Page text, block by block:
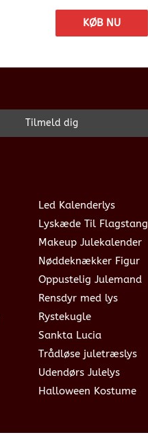
KØB NU
Led Kalenderlys
Lyskæde Til Flagstang
Makeup Julekalender
Nøddeknækker Figur
Oppustelig Julemand
Rensdyr med lys
Rystekugle
Sankta Lucia
Trådløse juletræslys
Udendørs Julelys
Halloween Kostume